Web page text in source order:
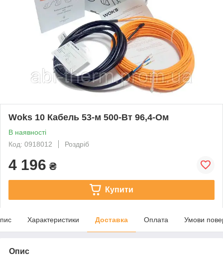
Woks 10 Кабель 53-м 500-Вт 96,4-Ом
В наявності
Код: 0918012
Роздріб
4 196 ₴
Купити
Характеристики Доставка Оплата Умови
Опис